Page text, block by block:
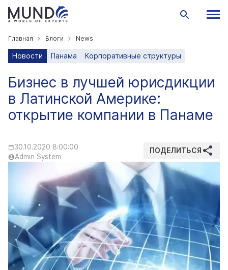
Главная Блоги News
Новости Панама Корпоративные структуры
Бизнес в лучшей юрисдикции
в Латинской Америке:
открытие компании в Панаме
30.10.2020 8:00:00
Admin System
ПОДЕЛИТЬСЯ